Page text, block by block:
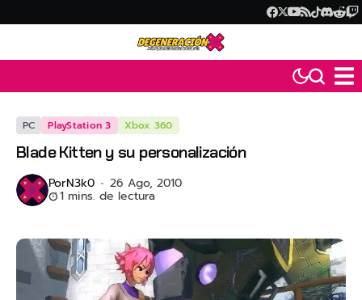
PC PlayStation 3 Xbox 360
Blade Kitten y su personalización
PorN3k0 26 Ago, 2010
1 mins. de lectura